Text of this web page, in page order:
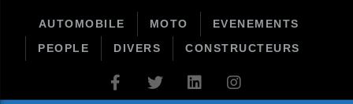
AUTOMOBILE MOTO
EVENEMENTS
PEOPLE
DIVERS CONSTRUCTEURS